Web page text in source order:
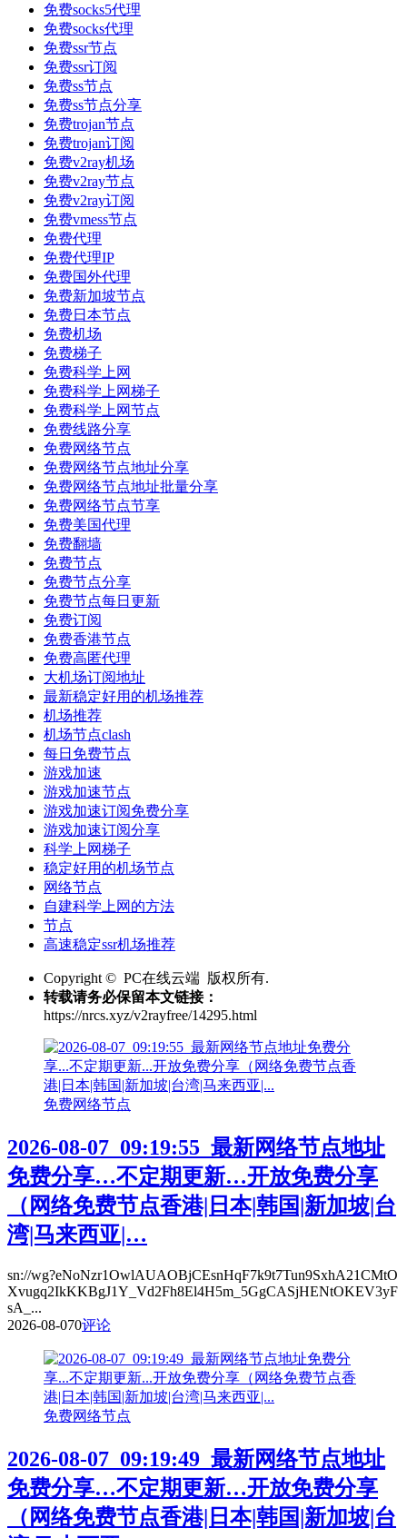
免费socks5代理
免费socks代理
免费ssr节点
免费ssr订阅
免费ss节点
免费ss节点分享
免费trojan节点
免费trojan订阅
免费v2ray机场
免费v2ray节点
免费v2ray订阅
免费vmess节点
免费代理
免费代理IP
免费国外代理
免费新加坡节点
免费日本节点
免费机场
免费梯子
免费科学上网
免费科学上网梯子
免费科学上网节点
免费线路分享
免费网络节点
免费网络节点地址分享
免费网络节点地址批量分享
免费网络节点节享
免费美国代理
免费翻墙
免费节点
免费节点分享
免费节点每日更新
免费订阅
免费香港节点
免费高匿代理
大机场订阅地址
最新稳定好用的机场推荐
机场推荐
机场节点clash
每日免费节点
游戏加速
游戏加速节点
游戏加速订阅免费分享
游戏加速订阅分享
科学上网梯子
稳定好用的机场节点
网络节点
自建科学上网的方法
节点
高速稳定ssr机场推荐
Copyright © PC在线云端 版权所有.
转载请务必保留本文链接：
https://nrcs.xyz/v2rayfree/14295.html
免费网络节点
2026-08-07_09:19:55_最新网络节点地址
免费分享…不定期更新…开放免费分享
（网络免费节点香港|日本|韩国|新加坡|台
湾|马来西亚|…
sn://wg?eNoNzr1OwlAUAOBjCEsnHqF7k9t7Tun9SxhA21CMtO
Xvugq2IkKKBgJ1Y_Vd2Fh8El4H5m_5GgCASjHENtOKEV3yF
sA_...
2026-08-070评论
免费网络节点
2026-08-07_09:19:49_最新网络节点地址
免费分享…不定期更新…开放免费分享
（网络免费节点香港|日本|韩国|新加坡|台